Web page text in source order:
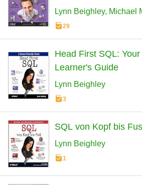
基本
Lynn Beighley Michael
29
Head First SQL:
Learner's Guide
Lynn Beighley
3
SQL von Kopf bis
Lynn Beighley
1